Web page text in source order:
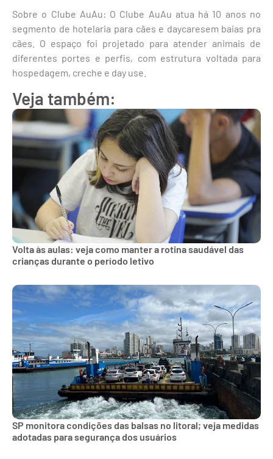
Sobre o Clube AuAu: O Clube AuAu atua há 10 anos no
segmento de hotelaria para cães e daycaresem baias pra
cães. O espaço foi projetado para atender animais de
diferentes portes e perfis, com estrutura voltada para
hospedagem, creche e day use.
Veja também:
Volta às aulas: veja como manter a rotina saudável das
crianças durante o período letivo
SP monitora condições das balsas no litoral; veja medidas
adotadas para segurança dos usuários